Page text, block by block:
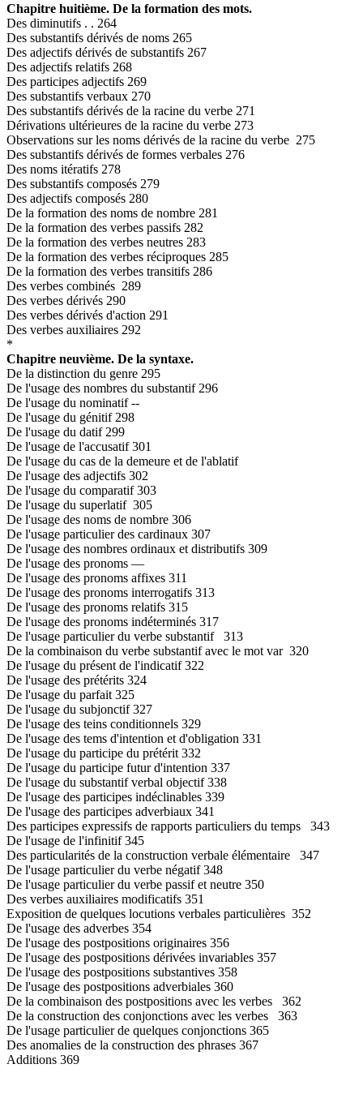
Chapitre huitième. De la formation des mots.
Des diminutifs . . 264
Des substantifs dérivés de noms 265
Des adjectifs dérivés de substantifs 267
Des adjectifs relatifs 268
Des participes adjectifs 269
Des substantifs verbaux 270
Des substantifs dérivés de la racine du verbe 271
Dérivations ultérieures de la racine du verbe 273
Observations sur les noms dérivés de la racine du verbe 275
Des substantifs dérivés de formes verbales 276
Des noms itératifs 278
Des substantifs composés 279
Des adjectifs composés 280
De la formation des noms de nombre 281
De la formation des verbes passifs 282
De la formation des verbes neutres 283
De la formation des verbes réciproques 285
De la formation des verbes transitifs 286
Des verbes combinés 289
Des verbes dérivés 290
Des verbes dérivés d'action 291
Des verbes auxiliaires 292
*
Chapitre neuvième. De la syntaxe.
De la distinction du genre 295
De l'usage des nombres du substantif 296
De l'usage du nominatif --
De l'usage du génitif 298
De l'usage du datif 299
De l'usage de l'accusatif 301
De l'usage du cas de la demeure et de l'ablatif
De l'usage des adjectifs 302
De l'usage du comparatif 303
De l'usage du superlatif 305
De l'usage des noms de nombre 306
De l'usage particulier des cardinaux 307
De l'usage des nombres ordinaux et distributifs 309
De l'usage des pronoms —
De l'usage des pronoms affixes 311
De l'usage des pronoms interrogatifs 313
De l'usage des pronoms relatifs 315
De l'usage des pronoms indéterminés 317
De l'usage particulier du verbe substantif 313
De la combinaison du verbe substantif avec le mot var 320
De l'usage du présent de l'indicatif 322
De l'usage des prétérits 324
De l'usage du parfait 325
De l'usage du subjonctif 327
De l'usage des teins conditionnels 329
De l'usage des tems d'intention et d'obligation 331
De l'usage du participe du prétérit 332
De l'usage du participe futur d'intention 337
De l'usage du substantif verbal objectif 338
De l'usage des participes indéclinables 339
De l'usage des participes adverbiaux 341
Des participes expressifs de rapports particuliers du temps 343
De l'usage de l'infinitif 345
Des particularités de la construction verbale élémentaire 347
De l'usage particulier du verbe négatif 348
De l'usage particulier du verbe passif et neutre 350
Des verbes auxiliaires modificatifs 351
Exposition de quelques locutions verbales particulières 352
De l'usage des adverbes 354
De l'usage des postpositions originaires 356
De l'usage des postpositions dérivées invariables 357
De l'usage des postpositions substantives 358
De l'usage des postpositions adverbiales 360
De la combinaison des postpositions avec les verbes 362
De la construction des conjonctions avec les verbes 363
De l'usage particulier de quelques conjonctions 365
Des anomalies de la construction des phrases 367
Additions 369